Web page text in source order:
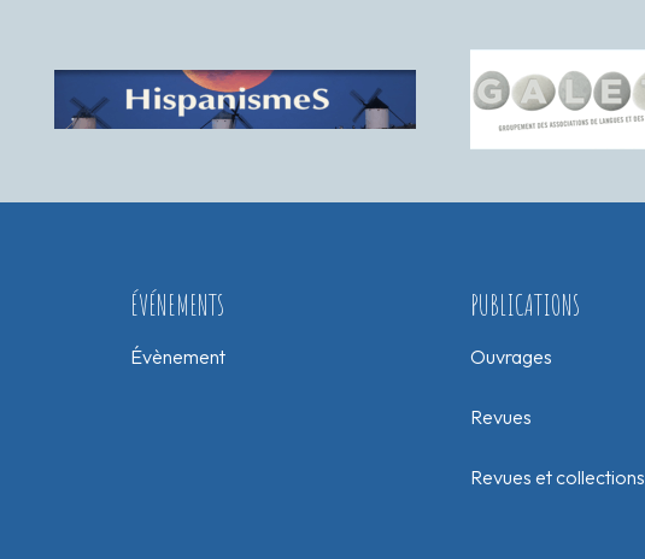
ÉVÉNEMENTS
Évènement
PUBLICATIONS
Ouvrages
Revues
Revues et collections